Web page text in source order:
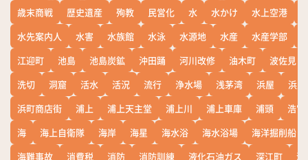
歳末商戦
歴史遺産 殉教 民営化 水 水かけ 水上空港
水先案内人
水害 水族館 水泳 水源地 水産 水産学部
江迎町
池島 池島炭鉱 沖田踊 河川改修 油木町
波佐見
洗切
洞窟 活水 活況 流行 浄水場 浅茅湾 浜屋
浜
浜町商店街
浦上 浦上天主堂 浦上川 浦上車庫 浦頭
浩宮
海
海上自衛隊 海岸 海星 海水浴 海水浴場
海洋掘削船
海難事故
消費税 消防 消防訓練 液化石油ガス 深江町
淵